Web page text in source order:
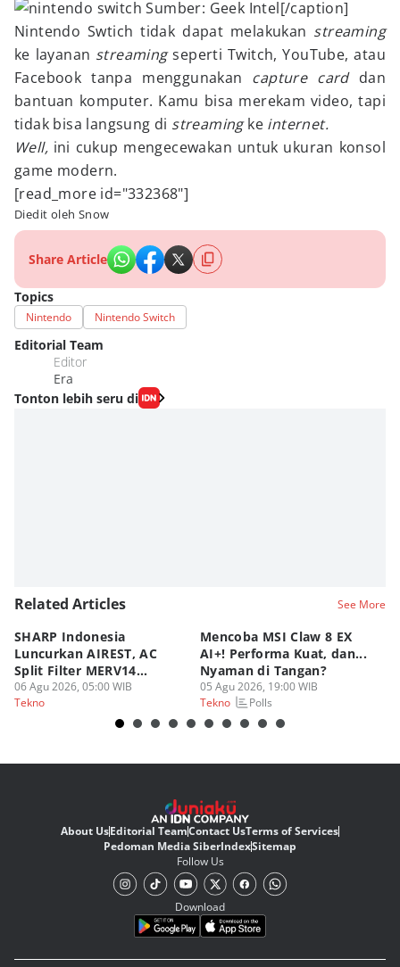
Sumber: Geek Intel[/caption]
Nintendo Swtich tidak dapat melakukan streaming
ke layanan streamingseperti Twitch, YouTube, atau
Facebook tanpa menggunakan capture carddan
bantuan komputer. Kamu bisa merekam video, tapi
tidak bisa langsung di streamingke internet.
Well, ini cukup mengecewakan untuk ukuran konsol
game modern.
[read_more id="332368"]
Diedit oleh Snow
Share Article
Topics
Nintendo Nintendo Switch
Editorial Team
Editor
Era
Tonton lebih seru di
Related Articles See More
SHARP Indonesia
Luncurkan AIREST, AC
Split Filter MERV14
Perdana!
06 Agu 2026, 05:00 WIB
Tekno
Mencoba MSI Claw 8 EX
AI+! Performa Kuat, dan...
Nyaman di Tangan?
05 Agu 2026, 19:00 WIB
Tekno
Polls
About UsEditorial TeamContact UsTerms of Services
Pedoman Media SiberIndexSitemap
Follow Us
Download